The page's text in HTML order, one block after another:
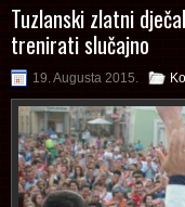
Tuzlanski zlatni
trenirati slučajno
19. Augusta 2015.